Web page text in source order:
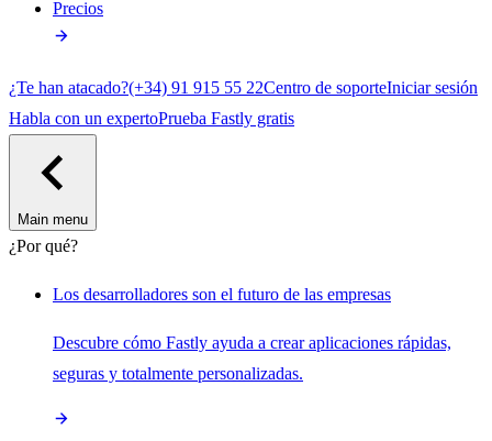
Precios
¿Te han atacado?(+34) 91 915 55 22Centro de soporteIniciar sesión
Habla con un expertoPrueba Fastly gratis
Main menu
¿Por qué?
Los desarrolladores son el futuro de las empresas
Descubre cómo Fastly ayuda a crear aplicaciones rápidas,
seguras y totalmente personalizadas.